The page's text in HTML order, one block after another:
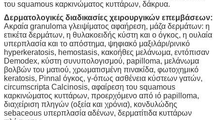
του squamous καρκινώματος κυττάρων, δάκρυα.
Δερματολογικές διαδικασίες χειρουργικών επεμβάσεων:
Ακραία granuloma γλειψίματος αφαήρεση, μάζα δερμάτων: η
ετικέτα δερμάτων, η θυλακοειδής κύστη και ο όγκος, η ουλαία
υπερπλασία και το απόστημα, ψηφιακό μαξιλάρι/ρινικό
hyperkeratosis, hemostasis, κακοήθες μελάνωμα, εντόπισαν
Demodex, κύστη συνυπολογισμού, papilloma, μελάνωμα
βολβών του ματιού, χρωματισμένη πινακίδα, φωτοχημικό
keratosis, Pinnal όγκος, γ-όπως ασθένεια κύστεων γατών,
circumscripta Calcinosis, αφαίρεση του squamous
καρκινώματος κυττάρων, προερχόμενο από ιό papilloma,
διαχείριση πληγών (οξεία και χρόνια), κονδυλώδης
sebaceous υπερπλασία αδένων, δερματίτιδα κυττάρων